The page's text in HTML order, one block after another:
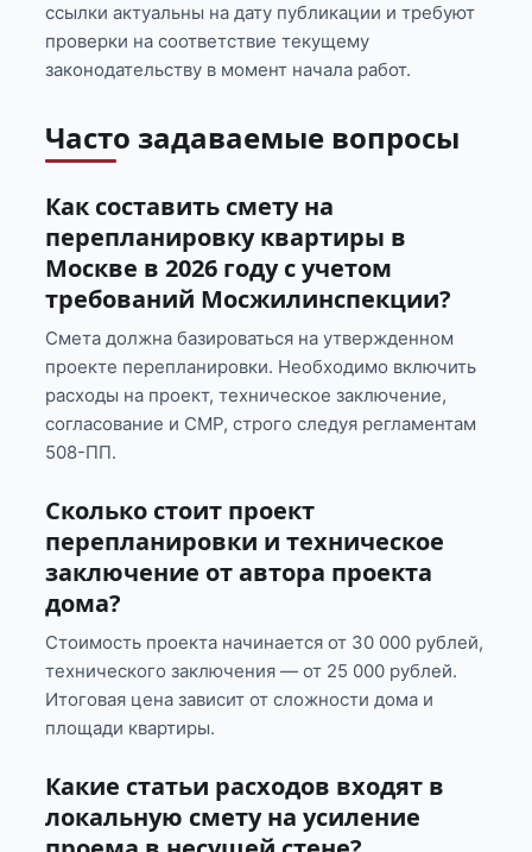
ссылки актуальны на дату публикации и требуют
проверки на соответствие текущему
законодательству в момент начала работ.
Часто задаваемые вопросы
Как составить смету на
перепланировку квартиры в
Москве в 2026 году с учетом
требований Мосжилинспекции?
Смета должна базироваться на утвержденном
проекте перепланировки. Необходимо включить
расходы на проект, техническое заключение,
согласование и СМР, строго следуя регламентам
508-ПП.
Сколько стоит проект
перепланировки и техническое
заключение от автора проекта
дома?
Стоимость проекта начинается от 30 000 рублей,
технического заключения — от 25 000 рублей.
Итоговая цена зависит от сложности дома и
площади квартиры.
Какие статьи расходов входят в
локальную смету на усиление